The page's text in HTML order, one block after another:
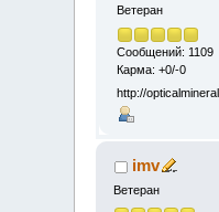
Ветеран
Сообщений: 1109
Карма: +0/-0
http://
imv
Ветеран